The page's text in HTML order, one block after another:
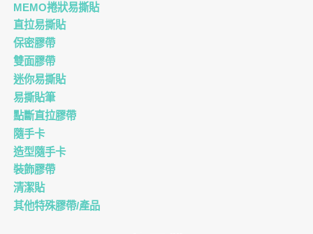
MEMO捲狀易撕貼
直拉易撕貼
保密膠帶
雙面膠帶
迷你易撕貼
易撕貼筆
點斷直拉膠帶
隨手卡
造型隨手卡
裝飾膠帶
清潔貼
其他特殊膠帶/產品